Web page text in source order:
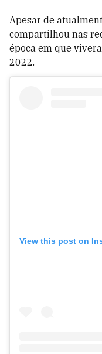
Apesar de
compartilhou nas
época em que
2022.
View this post on